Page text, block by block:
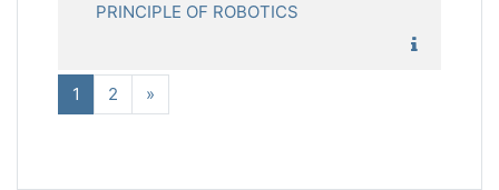
PRINCIPLE OF ROBOTICS
1 (current)
2 »